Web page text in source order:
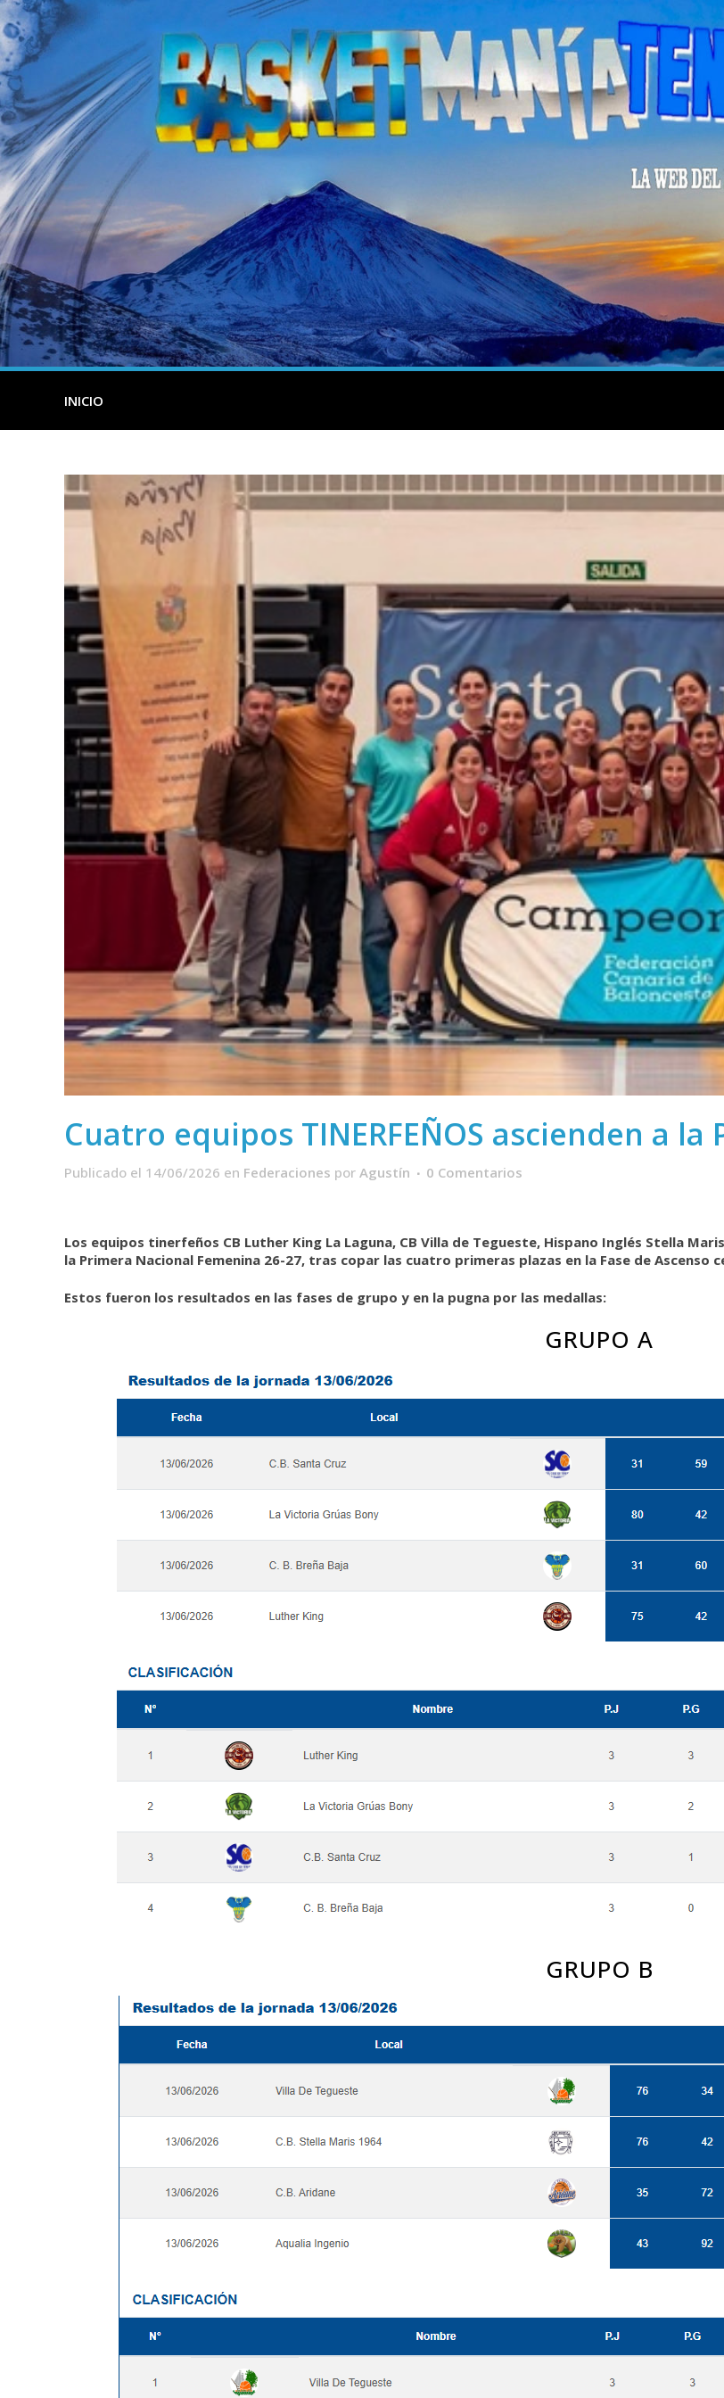
INICIO
Cuatro equipos TINERFEÑOS ascienden a
Publicado el 14/06/2026 en Federaciones por Agustín 0 Comentarios
Los equipos tinerfeños CB Luther King La Laguna, CB Villa de Tegueste, Hispano Inglés Stella
la Primera Nacional Femenina 26-27, tras copar las cuatro primeras plazas en la Fase de Ascenso
Estos fueron los resultados en las fases de grupo y en la pugna por las medallas:
GRUPO A
GRUPO B